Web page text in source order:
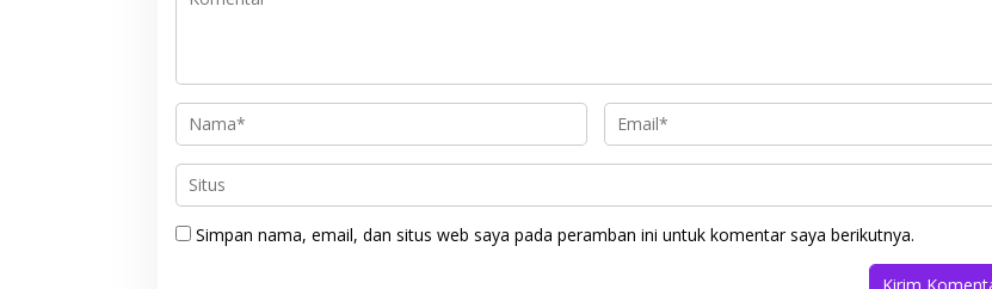
Simpan nama, email, dan situs web saya pada peramban ini untuk komentar saya berikutnya.